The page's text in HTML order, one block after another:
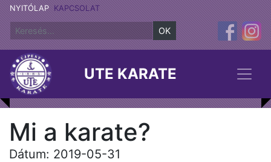
NYITÓLAP KAPCSOLAT
OK
UTE KARATE
Mi a karate?
Dátum: 2019-05-31